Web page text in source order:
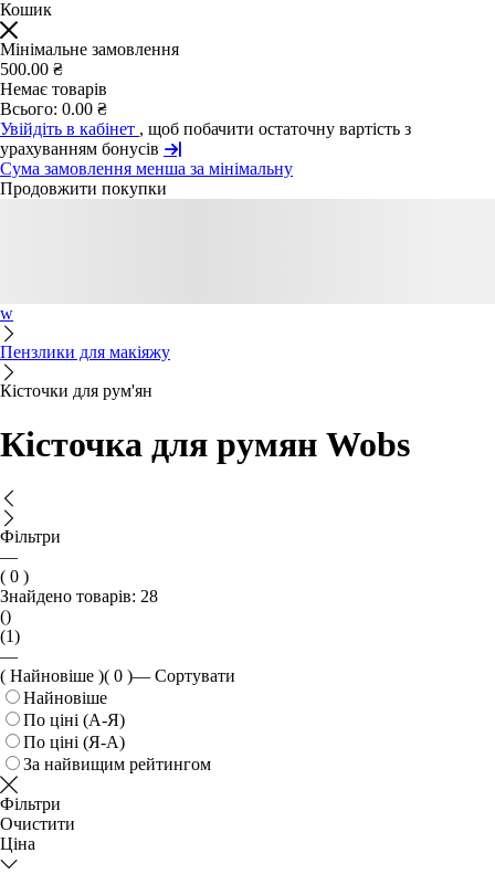
Кошик
Мінімальне замовлення
500.00 ₴
Немає товарів
Всього: 0.00 ₴
Увійдіть в кабінет , щоб побачити остаточну вартість з
урахуванням бонусів
Сума замовлення менша за мінімальну
Продовжити покупки
w
Пензлики для макіяжу
Кісточки для рум'ян
Кісточка для румян Wobs
Фільтри
—
( 0 )
Знайдено товарів: 28
()
(1)
—
( Найновіше )( 0 )— Сортувати
Найновіше
По ціні (А-Я)
По ціні (Я-А)
За найвищим рейтингом
Фільтри
Очистити
Ціна